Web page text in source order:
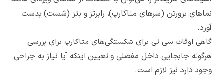
نماهای برورتن (سرهای متاکارپ)، رابرتز و بتز (شست) بدست
آورد.
گاهی اوقات سی تی برای شکستگی‌های متاکارپ برای بررسی
هرگونه جابجایی داخل مفصلی و تعیین اینکه آیا نیاز به جراحی
وجود دارد نیز لازم است.